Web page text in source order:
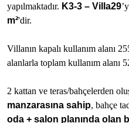
yapılmaktadır. K3-3 – Villa29
m²'dir.
Villanın kapalı kullanım alanı
alanlarla toplam kullanım alanı
2 kattan ve teras/bahçelerden
manzarasına sahip, bahçe
oda + salon planında olan